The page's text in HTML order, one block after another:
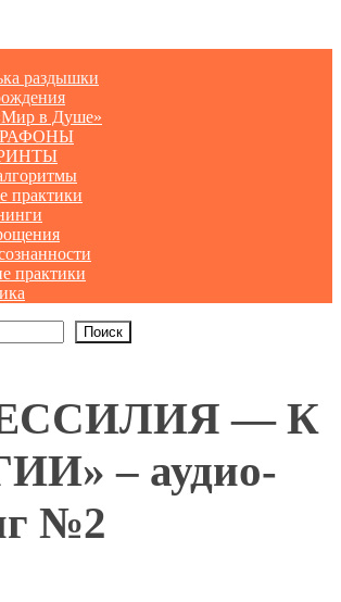
раздышки
в Душе»
практики
практики
Поиск
— К
– аудио-
№2